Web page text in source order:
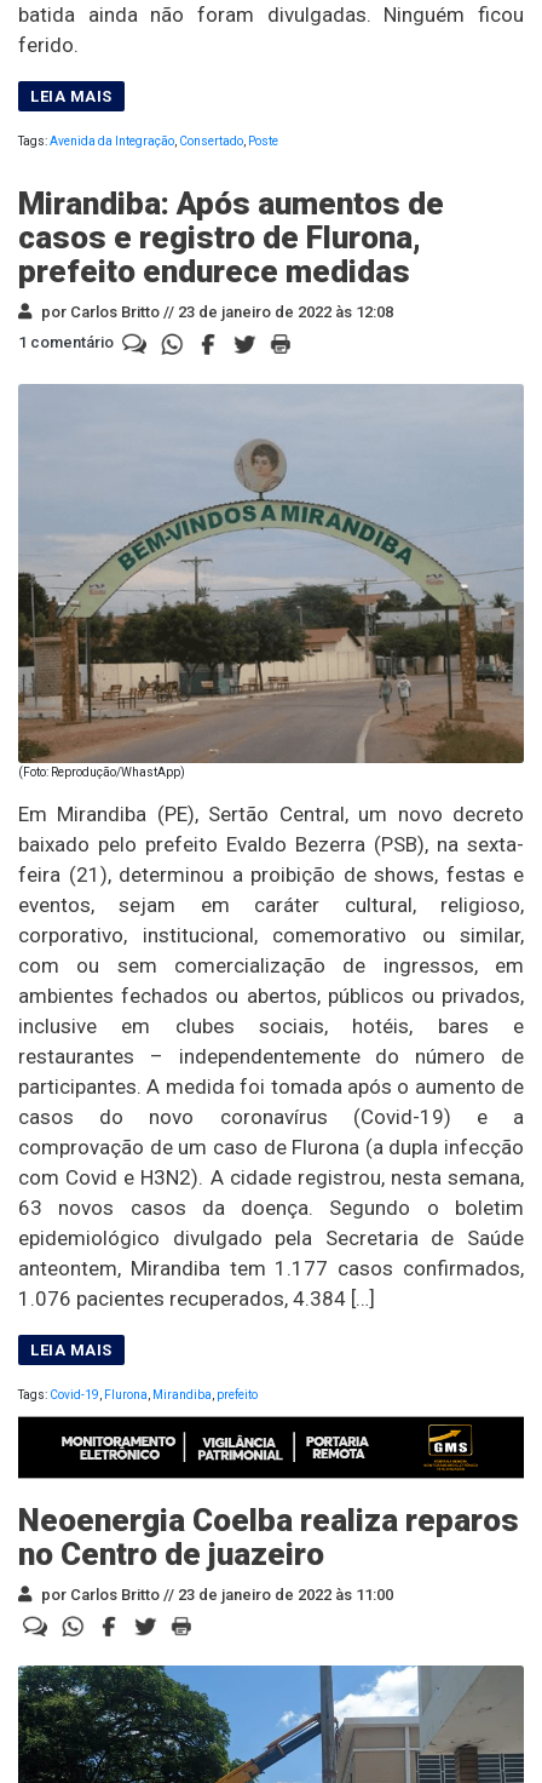
batida ainda não foram divulgadas. Ninguém ficou
ferido.
Tags:Avenida da Integração, Consertado, Poste
Mirandiba: Após aumentos de
casos e registro de Flurona,
prefeito endurece medidas
por Carlos Britto // 23 de janeiro de 2022 às 12:08
1 comentário
(Foto: Reprodução/WhastApp)
Em Mirandiba (PE), Sertão Central, um novo decreto
baixado pelo prefeito Evaldo Bezerra (PSB), na sexta-
feira (21), determinou a proibição de shows, festas e
eventos, sejam em caráter cultural, religioso,
corporativo, institucional, comemorativo ou similar,
com ou sem comercialização de ingressos, em
ambientes fechados ou abertos, públicos ou privados,
inclusive em clubes sociais, hotéis, bares e
restaurantes – independentemente do número de
participantes. A medida foi tomada após o aumento de
casos do novo coronavírus (Covid-19) e a
comprovação de um caso de Flurona (a dupla infecção
com Covid e H3N2). A cidade registrou, nesta semana,
63 novos casos da doença. Segundo o boletim
epidemiológico divulgado pela Secretaria de Saúde
anteontem, Mirandiba tem 1.177 casos confirmados,
1.076 pacientes recuperados, 4.384 […]
Tags: Covid-19 Flurona Mirandiba prefeito
Neoenergia Coelba realiza reparos
no Centro de juazeiro
por Carlos Britto // 23 de janeiro de 2022 às 11:00